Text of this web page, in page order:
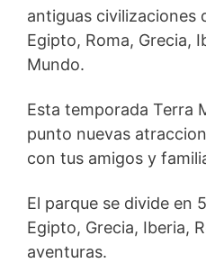
antiguas civilizaciones
Egipto, Roma, Grecia,
Mundo.
Esta temporada Terra
punto nuevas
con tus amigos y
El parque se divide en
Egipto, Grecia, Iberia,
aventuras.